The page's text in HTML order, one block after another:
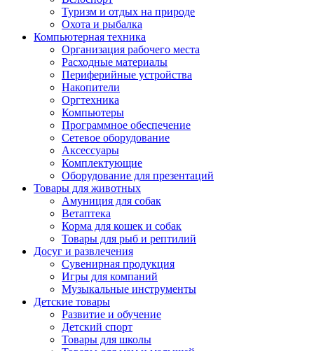
Туризм и отдых на природе
Охота и рыбалка
Компьютерная техника
Организация рабочего места
Расходные материалы
Периферийные устройства
Накопители
Оргтехника
Компьютеры
Программное обеспечение
Сетевое оборудование
Аксессуары
Комплектующие
Оборудование для презентаций
Товары для животных
Амуниция для собак
Ветаптека
Корма для кошек и собак
Товары для рыб и рептилий
Досуг и развлечения
Сувенирная продукция
Игры для компаний
Музыкальные инструменты
Детские товары
Развитие и обучение
Детский спорт
Товары для школы